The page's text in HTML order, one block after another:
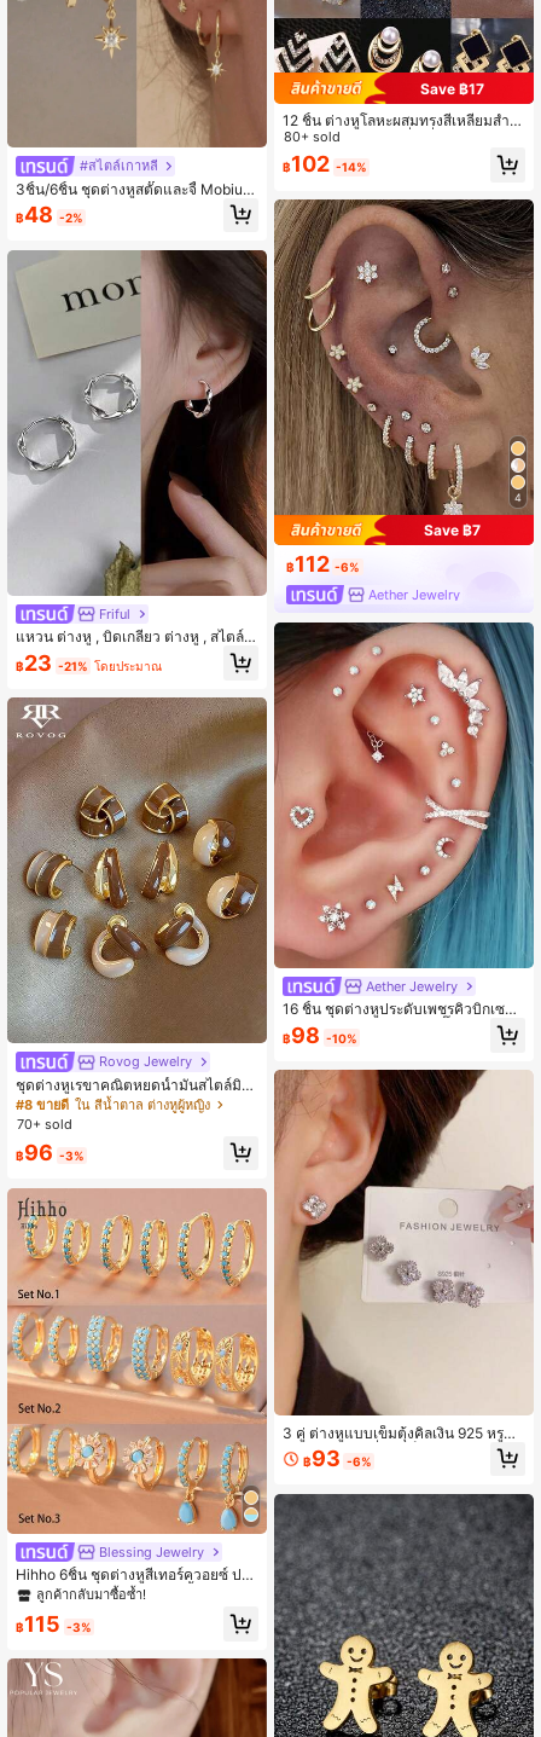
#สไตล์เกาหลี
3ชิ้น/6ชิ้น ชุดต่างหูสตั๊ดและจี้ Mobius
Twist, โลหะผสมทองแดงฝังเพทายลูกบ
าศก์, สไตล์ตะวันออกกลางระดับไฮเอน
นของผู้หญิง, ของขวัญ, การถ่ายภาพ
฿48 -2%
Friful
แหวน ต่างหู , บิดเกลียว ต่างหู , สไตล์ I
ns ต่างหู , ผู้หญิง ต่างหู
฿23 -21% โดยประมาณ
Rovog Jewelry
ชุดต่างหูเรขาคณิตหยดน้ำมันสไตล์มินิ
มอล 5 คู่ เหมาะสำหรับสวมใส่ประจำวัน
ของผู้หญิง
#8 ขายดี ใน สีน้ำตาล ต่างหูผู้หญิง
70+ sold
฿96 -3%
Blessing Jewelry
Hihho 6ชิ้น ชุดต่างหูสีเทอร์ควอยซ์ ประ
กอบด้วยลายแกะสลักกลวง, จี้ลายดอกไ
ม้ และดีไซน์อเนกประสงค์อื่นๆ, เครื่องป
ระดับสไตล์ฝรั่งเศสที่สดใหม่และวินเทจ
ะชุดเดินทางเบาๆ
ลูกค้ากลับมาซื้อซ้ำ!
฿115 -3%
Save ฿17
12 ชิ้น ต่างหูโลหะผสมทรงสี่เหลี่ยมสำห
รับผู้หญิง, ต่างหูทรงสี่เหลี่ยมประดับพลอ
ยเทียมใหม่, ต่างหูหรูหราสไตล์ย้อนยุค,
คละแบบ
80+ sold
฿102 -14%
4
Save ฿7
฿112 -6%
Aether Jewelry
Aether Jewelry
16 ชิ้น ชุดต่างหูประดับเพชรคิวบิกเซอร์
โคเนียระยิบระยับ, ต่างหูสตั๊ดและต่างหู
แบบหนีบตกแต่งรูปหัวใจ, พระจันทร์, ส
ลายชั้น, เหมาะสำหรับสวมใส่ในชีวิตปร
ะจำวันและงานปาร์ตี้ของผู้หญิง
฿98 -10%
3 คู่ ต่างหูแบบเข็มตุ้งคิลเงิน 925 หรูหร
าลายโคลเวอร์สี่ใบ, เม็ดเพชรซีเอสเจียร
ะไนติดขั้ว เหมาะสำหรับการสวมใส่ประ
฿93 -6%